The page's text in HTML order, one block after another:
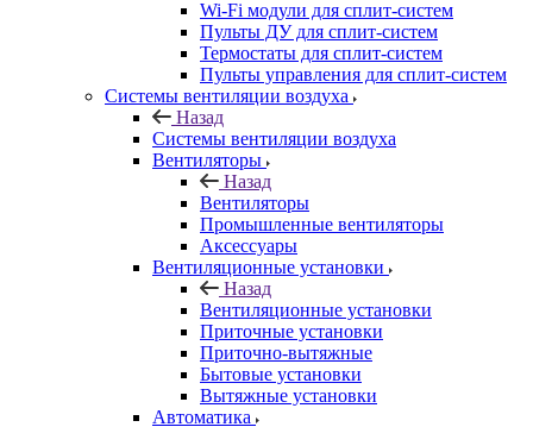
Wi-Fi модули для сплит-систем
Пульты ДУ для сплит-систем
Термостаты для сплит-систем
Пульты управления для сплит-систем
Системы вентиляции воздуха
Назад
Системы вентиляции воздуха
Вентиляторы
Назад
Вентиляторы
Промышленные вентиляторы
Аксессуары
Вентиляционные установки
Назад
Вентиляционные установки
Приточные установки
Приточно-вытяжные
Бытовые установки
Вытяжные установки
Автоматика